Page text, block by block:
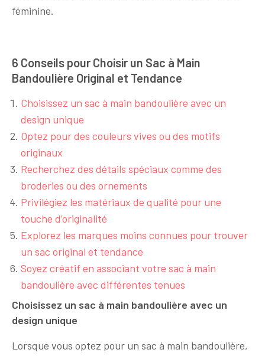
féminine.
6 Conseils pour Choisir un Sac à Main
Bandoulière Original et Tendance
Choisissez un sac à main bandoulière avec un
design unique
Optez pour des couleurs vives ou des motifs
originaux
Recherchez des détails spéciaux comme des
broderies ou des ornements
Privilégiez les matériaux de qualité pour une
touche d’originalité
Explorez les marques moins connues pour trouver
un sac original et tendance
Soyez créatif en associant votre sac à main
bandoulière avec différentes tenues
Choisissez un sac à main bandoulière avec un
design unique
Lorsque vous optez pour un sac à main bandoulière,